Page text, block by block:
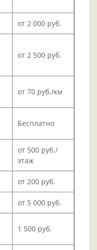
от 2 000 руб.
от 2 500 руб.
от 70 руб./км
Бесплатно
от 500 руб./
этаж
от 200 руб.
от 5 000 руб.
1 500 руб.